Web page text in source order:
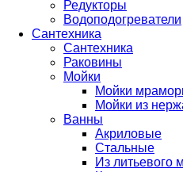
Редукторы
Водоподогреватели
Сантехника
Сантехника
Раковины
Мойки
Мойки
Мойки из
Ванны
Акриловые
Стальные
Из литьевого